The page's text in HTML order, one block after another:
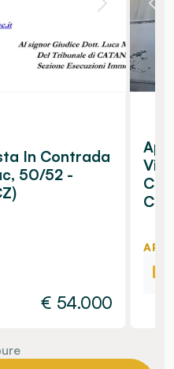
In Contrada
50/52 -
€ 54.000